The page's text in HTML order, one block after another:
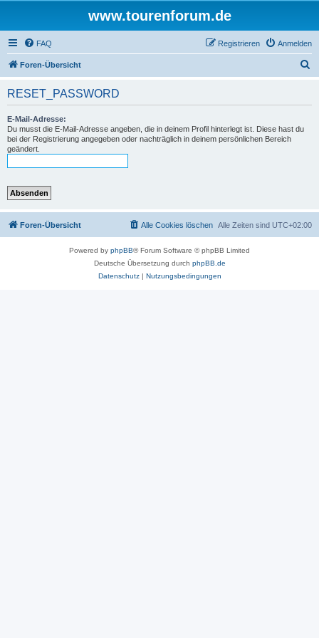
www.tourenforum.de
FAQ Anmelden
Registrieren
Foren-Übersicht
RESET_PASSWORD
E-Mail-Adresse:
Du musst die E-Mail-Adresse angeben, die in deinem Profil hinterlegt ist. Diese hast du
bei der Registrierung angegeben oder nachträglich in deinem persönlichen Bereich
geändert.
Foren-Übersicht Alle Zeiten sind UTC+02:00
Alle Cookies löschen
Powered by phpBB® Forum Software © phpBB Limited
Deutsche Übersetzung durch phpBB.de
Datenschutz| Nutzungsbedingungen